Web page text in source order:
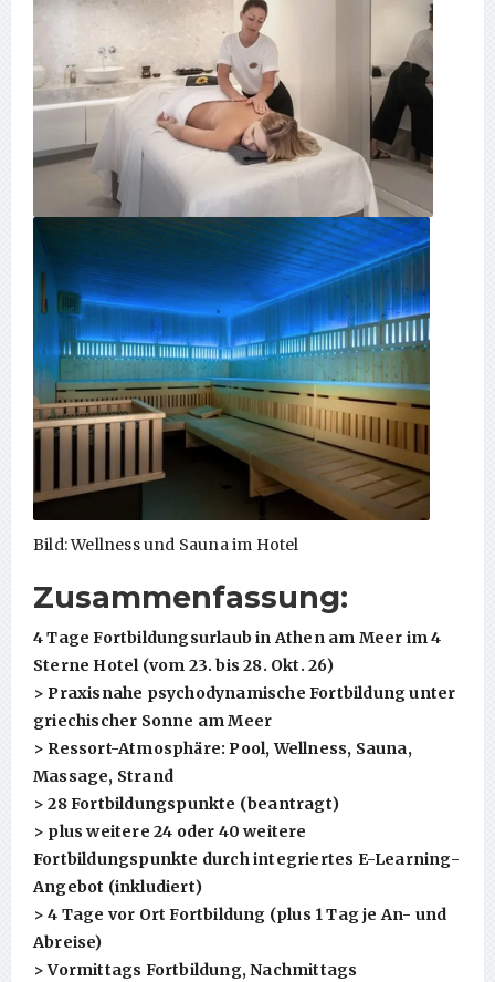
Bild: Wellness und Sauna im Hotel
Zusammenfassung:
4 Tage Fortbildungsurlaub in Athen am Meer im 4
Sterne Hotel (vom 23. bis 28. Okt. 26)
> Praxisnahe psychodynamische Fortbildung unter
griechischer Sonne am Meer
> Ressort-Atmosphäre: Pool, Wellness, Sauna,
Massage, Strand
> 28 Fortbildungspunkte (beantragt)
> plus weitere 24 oder 40 weitere
Fortbildungspunkte durch integriertes E-Learning-
Angebot (inkludiert)
> 4 Tage vor Ort Fortbildung (plus 1 Tag je An- und
Abreise)
> Vormittags Fortbildung, Nachmittags